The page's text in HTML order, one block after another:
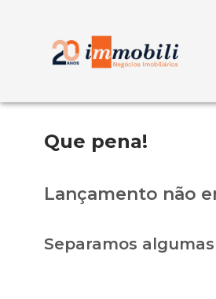
Que pena!
Lançamento não
Separamos